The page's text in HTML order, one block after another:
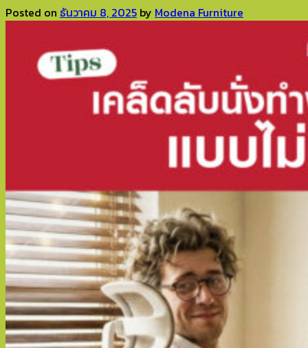
Posted on ธันวาคม 8, 2025 by Modena Furniture